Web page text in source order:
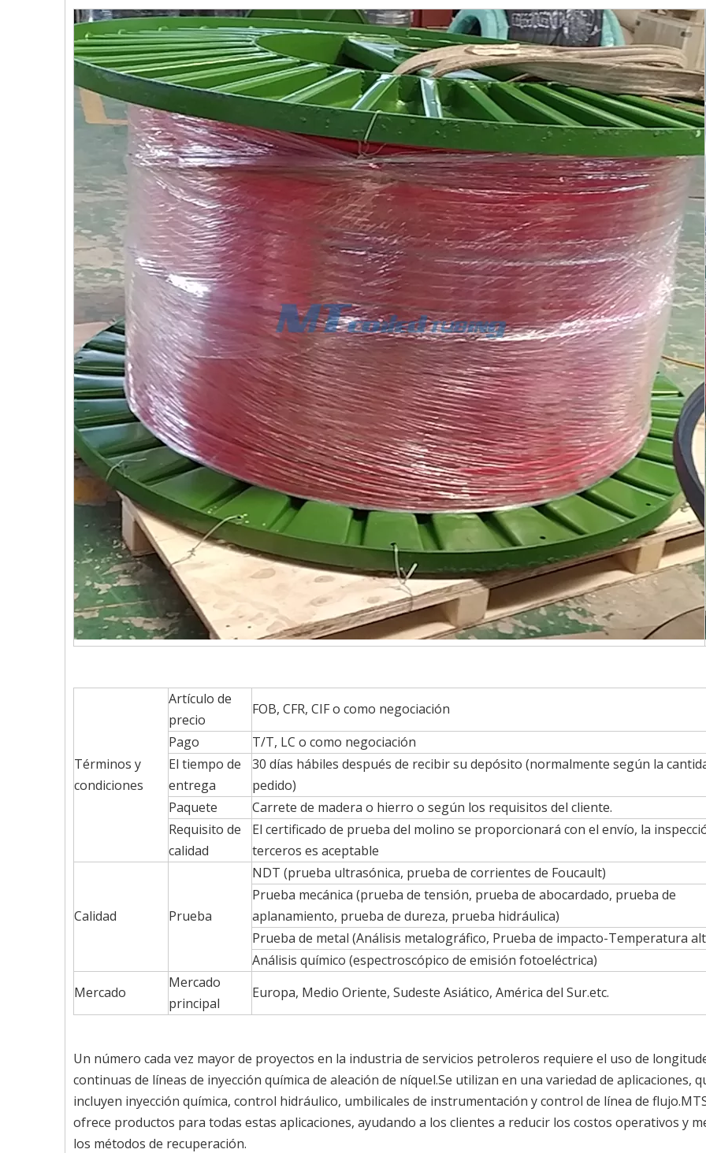
Términos y
condiciones
Artículo de
precio
FOB, CFR, CIF o como negociación
Pago
T/T, LC o como negociación
El tiempo de
entrega
30 días hábiles después de recibir su depósito (normalmente según la
pedido)
Paquete
Carrete de madera o hierro o según los requisitos del cliente.
Requisito de
calidad
El certificado de prueba del molino se proporcionará con el envío, la
terceros es aceptable
Calidad Prueba
NDT (prueba ultrasónica, prueba de corrientes de Foucault)
Prueba mecánica (prueba de tensión, prueba de abocardado, prueba de
aplanamiento, prueba de dureza, prueba hidráulica)
Prueba de metal (Análisis metalográfico, Prueba de impacto-Temperatura
Análisis químico (espectroscópico de emisión fotoeléctrica)
Mercado
Mercado
principal
Europa, Medio Oriente, Sudeste Asiático, América del Sur.etc.
Un número cada vez mayor de proyectos en la industria de servicios petroleros requiere el uso de
continuas de líneas de inyección química de aleación de níquel.Se utilizan en una variedad de aplicaciones,
incluyen inyección química, control hidráulico, umbilicales de instrumentación y control de línea de
ofrece productos para todas estas aplicaciones, ayudando a los clientes a reducir los costos operativos y
los métodos de recuperación.